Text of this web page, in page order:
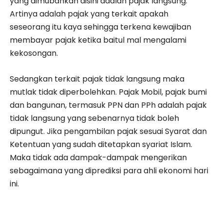
Artinya adalah pajak yang terkait apakah
seseorang itu kaya sehingga terkena kewajiban
membayar pajak ketika baitul mal mengalami
kekosongan.
Sedangkan terkait pajak tidak langsung maka
mutlak tidak diperbolehkan. Pajak Mobil, pajak bumi
dan bangunan, termasuk PPN dan PPh adalah pajak
tidak langsung yang sebenarnya tidak boleh
dipungut. Jika pengambilan pajak sesuai Syarat dan
Ketentuan yang sudah ditetapkan syariat Islam.
Maka tidak ada dampak-dampak mengerikan
sebagaimana yang diprediksi para ahli ekonomi hari
ini.